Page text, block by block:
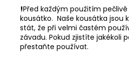
!Před každým použitím
kousátko. Naše kousátka jsou
stát, že při velmi častém
závadu. Pokud zjistíte jakékoli
přestaňte používat.